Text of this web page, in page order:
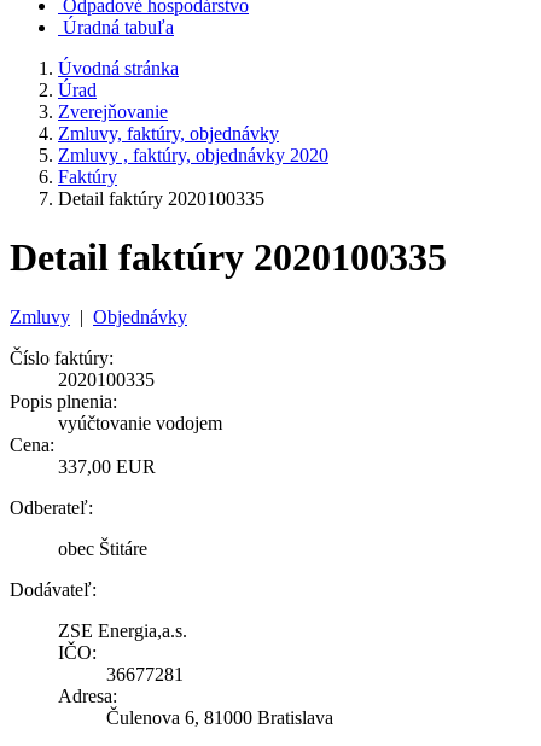
Odpadové hospodárstvo
Úradná tabuľa
Úvodná stránka
Úrad
Zverejňovanie
Zmluvy, faktúry, objednávky
Zmluvy , faktúry, objednávky 2020
Faktúry
Detail faktúry 2020100335
Detail faktúry 2020100335
Zmluvy | Objednávky
Číslo faktúry:
2020100335
Popis plnenia:
vyúčtovanie vodojem
Cena:
337,00 EUR
Odberateľ:
obec Štitáre
Dodávateľ:
ZSE Energia,a.s.
IČO:
36677281
Adresa:
Čulenova 6, 81000 Bratislava